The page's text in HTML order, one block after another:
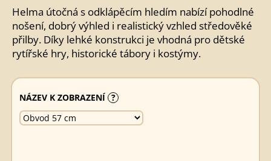
0,0
z
5
hvězdiček.
Helma útočná s odklápěcím hledím nabízí pohodlné
nošení, dobrý výhled i realistický vzhled středověké
přilby. Díky lehké konstrukci je vhodná pro dětské
rytířské hry, historické tábory i kostýmy.
NÁZEV K ZOBRAZENÍ ?
r
u
č
u
e
m